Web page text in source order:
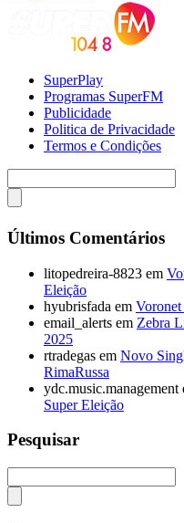
SuperPlay
Programas SuperFM
Publicidade
Politica de Privacidade
Termos e Condições
Últimos Comentários
litopedreira-8823 em
Eleição
hyubrisfada em
email_alerts em Zebra
2025
rtradegas em Novo
RimaRussa
ydc.music.management
Super Eleição
Pesquisar